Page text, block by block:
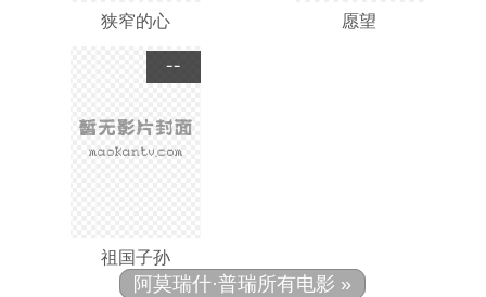
狭窄的心 愿望
--
祖国子孙
阿莫瑞什·普瑞所有电影 »